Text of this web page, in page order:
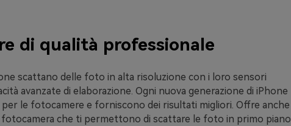
di qualità professionale
scattano delle foto in alta risoluzione con i loro sensori
avanzate di elaborazione. Ogni nuova generazione di iPhone
per le fotocamere e forniscono dei risultati migliori. Offre anche
fotocamera che ti permettono di scattare le foto in primo piano